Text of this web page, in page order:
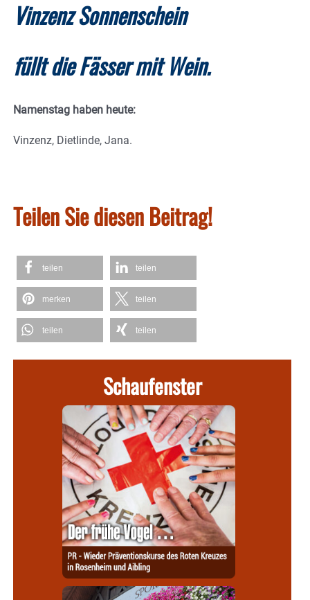
Vinzenz Sonnenschein
füllt die Fässer mit Wein.
Namenstag haben heute:
Vinzenz, Dietlinde, Jana.
Teilen Sie diesen Beitrag!
teilen teilen
merken teilen
teilen teilen
Schaufenster